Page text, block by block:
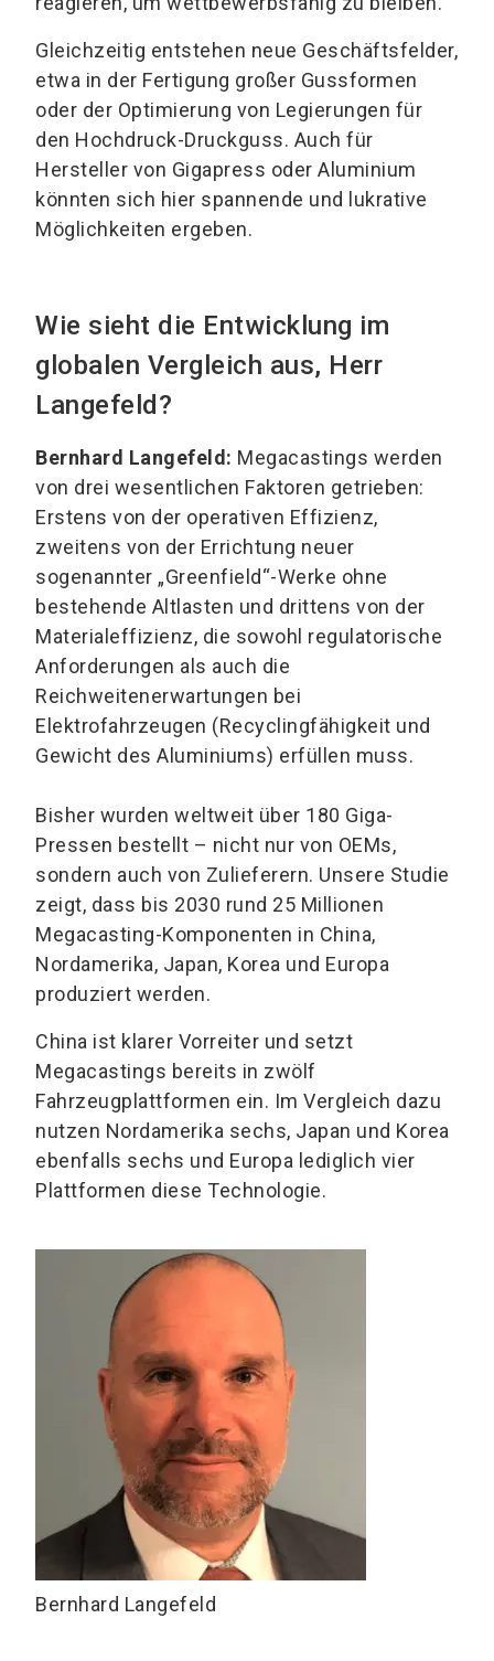
Gleichzeitig entstehen neue Geschäftsfelder,
etwa in der Fertigung großer Gussformen
oder der Optimierung von Legierungen für
den Hochdruck-Druckguss. Auch für
Hersteller von Gigapress oder Aluminium
könnten sich hier spannende und lukrative
Möglichkeiten ergeben.
Wie sieht die Entwicklung im
globalen Vergleich aus, Herr
Langefeld?
Bernhard Langefeld: Megacastings werden
von drei wesentlichen Faktoren getrieben:
Erstens von der operativen Effizienz,
zweitens von der Errichtung neuer
sogenannter „Greenfield“-Werke ohne
bestehende Altlasten und drittens von der
Materialeffizienz, die sowohl regulatorische
Anforderungen als auch die
Reichweitenerwartungen bei
Elektrofahrzeugen (Recyclingfähigkeit und
Gewicht des Aluminiums) erfüllen muss.
Bisher wurden weltweit über 180 Giga-
Pressen bestellt – nicht nur von OEMs,
sondern auch von Zulieferern. Unsere Studie
zeigt, dass bis 2030 rund 25 Millionen
Megacasting-Komponenten in China,
Nordamerika, Japan, Korea und Europa
produziert werden.
China ist klarer Vorreiter und setzt
Megacastings bereits in zwölf
Fahrzeugplattformen ein. Im Vergleich dazu
nutzen Nordamerika sechs, Japan und Korea
ebenfalls sechs und Europa lediglich vier
Plattformen diese Technologie.
Bernhard Langefeld